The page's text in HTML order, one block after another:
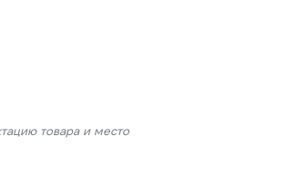
товара и место